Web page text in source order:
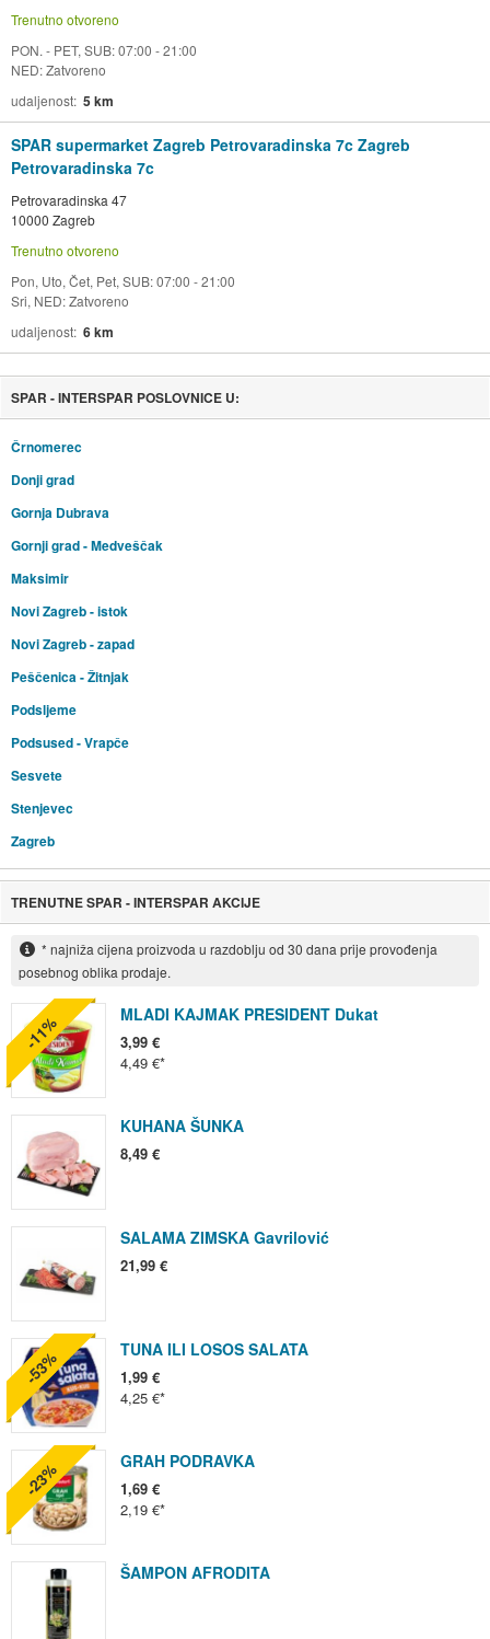
Trenutno otvoreno
PON. - PET, SUB: 07:00 - 21:00
NED: Zatvoreno
udaljenost 5 km
SPAR supermarket Zagreb Petrovaradinska 7c Zagreb
Petrovaradinska 7c
Petrovaradinska 47
10000 Zagreb
Trenutno otvoreno
Pon, Uto, Čet, Pet, SUB: 07:00 - 21:00
Sri, NED: Zatvoreno
udaljenost 6 km
SPAR - INTERSPAR POSLOVNICE U:
Črnomerec
Donji grad
Gornja Dubrava
Gornji grad - Medveščak
Maksimir
Novi Zagreb - istok
Novi Zagreb - zapad
Peščenica - Žitnjak
Podsljeme
Podsused - Vrapče
Sesvete
Stenjevec
Zagreb
TRENUTNE SPAR - INTERSPAR AKCIJE
* najniža cijena proizvoda u razdoblju od 30 dana prije provođenja
posebnog oblika prodaje.
MLADI KAJMAK PRESIDENT Dukat
3,99 €
4,49 €
-11%
KUHANA ŠUNKA
8,49 €
SALAMA ZIMSKA Gavrilović
21,99 €
TUNA ILI LOSOS SALATA
1,99 €
4,25 €
-53%
GRAH PODRAVKA
1,69 €
2,19 €
-23%
ŠAMPON AFRODITA